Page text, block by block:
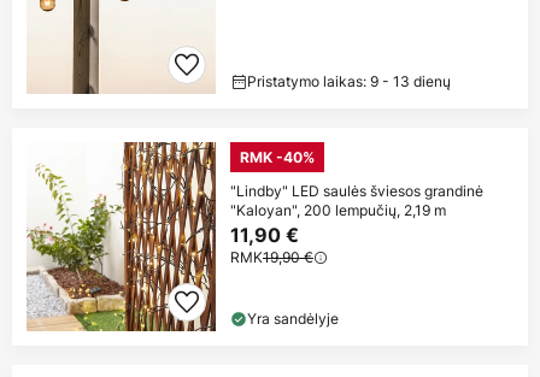
Pristatymo laikas: 9 - 13 dienų
RMK -40%
"Lindby" LED saulės šviesos grandinė
"Kaloyan", 200 lempučių, 2,19 m
11,90 €
RMK19,90 €
Yra sandėlyje